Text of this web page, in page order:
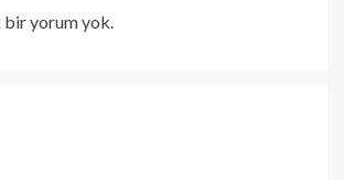
yorum yok.